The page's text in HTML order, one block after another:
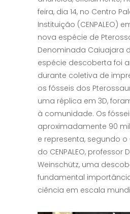
feira, dia 14, no Centro
Instituição (CENPALEO)
nova espécie de
Denominada Caiuajara
espécie descoberta foi
durante coletiva de
os fósseis dos
uma réplica em 3D,
à comunidade. Os
aproximadamente 90
e representa, segundo
do CENPALEO, professor
Weinschütz, uma
fundamental
ciência em escala